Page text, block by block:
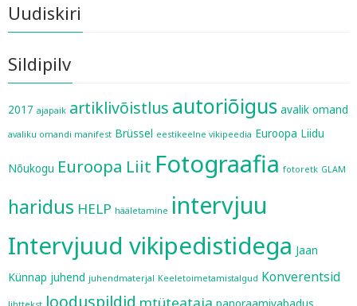
Uudiskiri
Sildipilv
2017 ajapaik artiklivõistlus autoriõigus avalik omand
avaliku omandi manifest Brüssel eestikeelne vikipeedia Euroopa Liidu
Nõukogu Euroopa Liit Fotograafia fotoretk GLAM
haridus HELP hääletamine intervjuu
Intervjuud vikipedistidega Jaan
Künnap juhend juhendmaterjal Keeletoimetamistalgud Konverentsid